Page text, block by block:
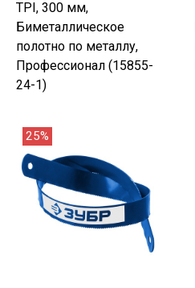
TPI, 300 мм,
Биметаллическое
полотно по металлу,
Профессионал (15855-
24-1)
25%